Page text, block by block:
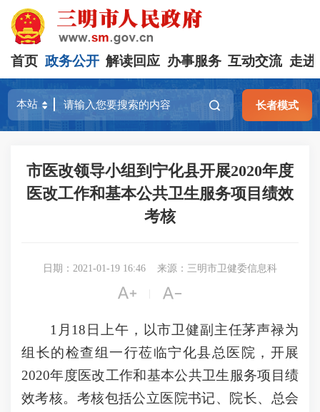
首页 政务公开 解读回应 办事服务 互动交流 走进
长者模式
市医改领导小组到宁化县开展2020年度
医改工作和基本公共卫生服务项目绩效
考核
日期：2021-01-19 16:46 来源：三明市卫健委信息科
 
1月18日上午，以市卫健副主任茅声禄为
组长的检查组一行莅临宁化县总医院，开展
2020年度医改工作和基本公共卫生服务项目绩
效考核。考核包括公立医院书记、院长、总会